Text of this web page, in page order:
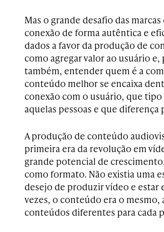
Mas o grande desafio das
conexão de forma autêntica e
dados a favor da produção de
como agregar valor ao usuário
também, entender quem é a
conteúdo melhor se encaixa
conexão com o usuário, que
aquelas pessoas e que diferença
A produção de conteúdo
primeira era da revolução em
grande potencial de
como formato. Não existia uma
desejo de produzir vídeo e
vezes, o conteúdo era o
conteúdos diferentes para cada